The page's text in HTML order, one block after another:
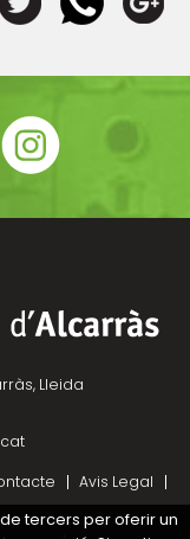
Lleida
Avis Legal
tercers per oferir un